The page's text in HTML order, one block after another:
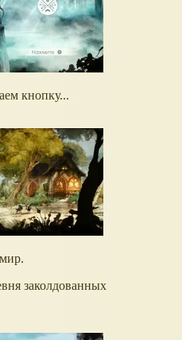
кнопку...
заколдованных